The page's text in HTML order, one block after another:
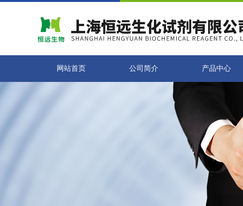
网站首页 公司简介 产品中心